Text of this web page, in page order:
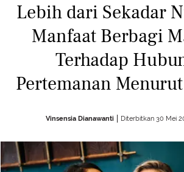
Lebih dari Sekadar
Manfaat Berbagi
Terhadap
Pertemanan
Vinsensia Dianawanti Diterbitkan 30 Mei